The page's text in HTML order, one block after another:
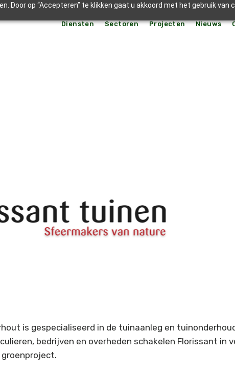
Door op “Accepteren” te klikken gaat u akkoord met het gebruik van
Diensten Sectoren Projecten Nieuws
is gespecialiseerd in de tuinaanleg en
bedrijven en overheden schakelen Florissant in